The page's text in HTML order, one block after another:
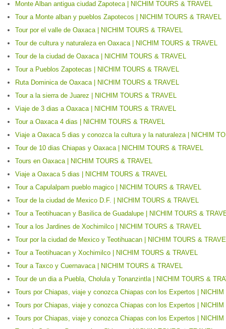
Monte Alban antigua ciudad Zapoteca | NICHIM TOURS & TRAVEL
Tour a Monte alban y pueblos Zapotecos | NICHIM TOURS & TRAVEL
Tour por el valle de Oaxaca | NICHIM TOURS & TRAVEL
Tour de cultura y naturaleza en Oaxaca | NICHIM TOURS & TRAVEL
Tour de la ciudad de Oaxaca | NICHIM TOURS & TRAVEL
Tour a Pueblos Zapotecas | NICHIM TOURS & TRAVEL
Ruta Dominica de Oaxaca | NICHIM TOURS & TRAVEL
Tour a la sierra de Juarez | NICHIM TOURS & TRAVEL
Viaje de 3 dias a Oaxaca | NICHIM TOURS & TRAVEL
Tour a Oaxaca 4 dias | NICHIM TOURS & TRAVEL
Viaje a Oaxaca 5 dias y conozca la cultura y la naturaleza | NICHIM
Tour de 10 dias Chiapas y Oaxaca | NICHIM TOURS & TRAVEL
Tours en Oaxaca | NICHIM TOURS & TRAVEL
Viaje a Oaxaca 5 dias | NICHIM TOURS & TRAVEL
Tour a Capulalpam pueblo magico | NICHIM TOURS & TRAVEL
Tour de la ciudad de Mexico D.F. | NICHIM TOURS & TRAVEL
Tour a Teotihuacan y Basilica de Guadalupe | NICHIM TOURS &
Tour a los Jardines de Xochimilco | NICHIM TOURS & TRAVEL
Tour por la ciudad de Mexico y Teotihuacan | NICHIM TOURS &
Tour a Teotihuacan y Xochimilco | NICHIM TOURS & TRAVEL
Tour a Taxco y Cuernavaca | NICHIM TOURS & TRAVEL
Tour de un dia a Puebla, Cholula y Tonanzintla | NICHIM TOURS &
Tours por Chiapas, viaje y conozca Chiapas con los Expertos |
Tours por Chiapas, viaje y conozca Chiapas con los Expertos |
Tours por Chiapas, viaje y conozca Chiapas con los Expertos |